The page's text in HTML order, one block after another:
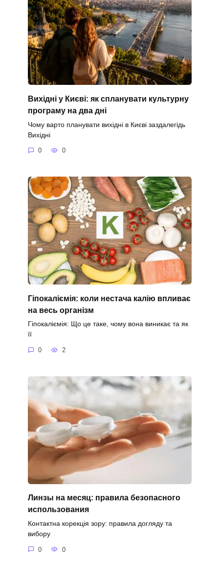
Вихідні у Києві: як спланувати культурну
програму на два дні
Чому варто планувати вихідні в Києві заздалегідь
Вихідні
0 0
Гіпокаліємія: коли нестача калію впливає
на весь організм
Гіпокаліємія: Що це таке, чому вона виникає та як
її
0 2
Линзы на месяц: правила безопасного
использования
Контактна корекція зору: правила догляду та
вибору
0 0